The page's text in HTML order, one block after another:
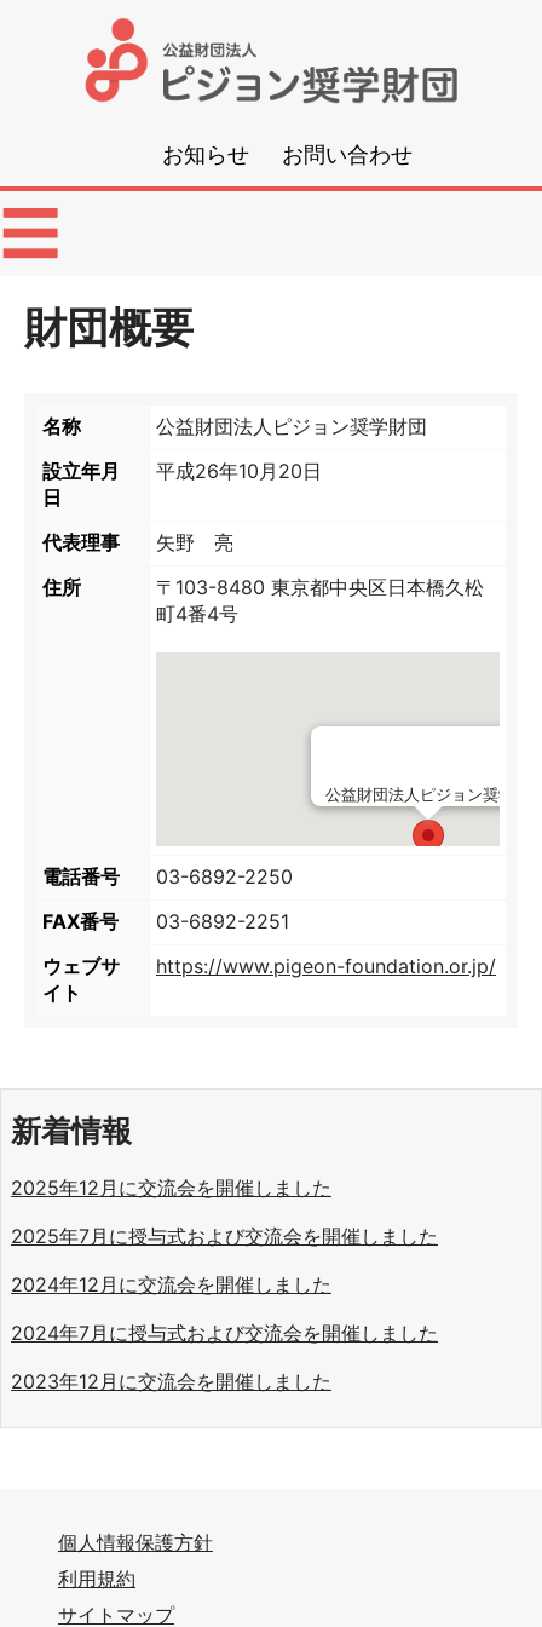
公
益
財
法
ピ
ョ
団
お知らせ お問い合わせ
☰
財団概要
名称
公益財団法人ピジョン奨学財団
設立年月
日
平成26年10月20日
代表理事
矢野 亮
住所
〒103-8480 東京都中央区日本橋久松
町4番4号
公益財団法人ピジョン奨学財
電話番号
03-6892-2250
FAX番号
03-6892-2251
ウェブサ
イト
https://www.pigeon-foundation.or.jp/
新着情報
2025年12⽉に交流会を開催しました
2025年7⽉に授与式および交流会を開催しました
2024年12月に交流会を開催しました
2024年7月に授与式および交流会を開催しました
2023年12月に交流会を開催しました
個人情報保護方針
利用規約
サイトマップ